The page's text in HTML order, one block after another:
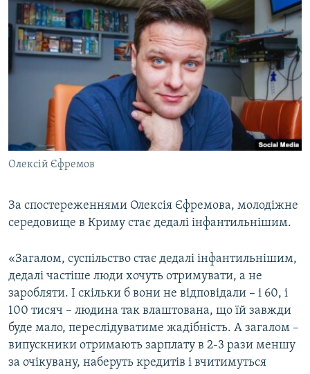
Олексій Єфремов
За спостереженнями Олексія Єфремова, молодіжне
середовище в Криму стає дедалі інфантильнішим.
«Загалом, суспільство стає дедалі інфантильнішим,
дедалі частіше люди хочуть отримувати, а не
заробляти. І скільки б вони не відповідали – і 60, і
100 тисяч – людина так влаштована, що їй завжди
буде мало, переслідуватиме жадібність. А загалом –
випускники отримають зарплату в 2-3 рази меншу
за очікувану, наберуть кредитів і вчитимуться